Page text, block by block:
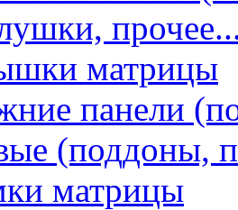
матрицы
панели
(поддоны,
матрицы